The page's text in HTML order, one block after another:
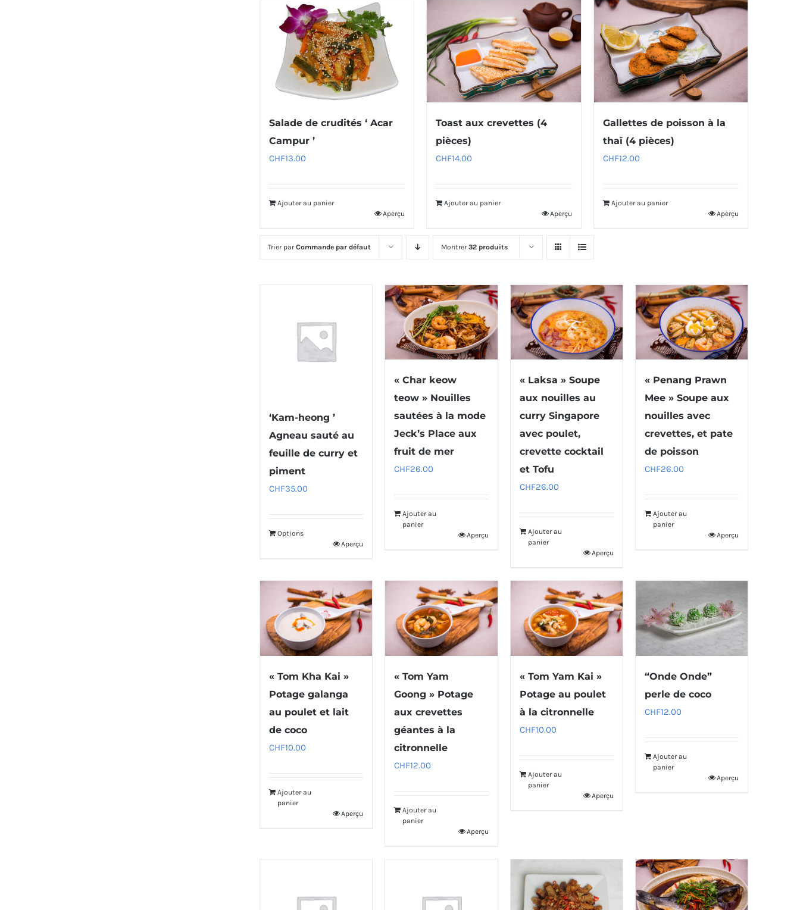
Salade de crudités ‘ Acar
Campur ’
CHF13.00
Ajouter au panier
Aperçu
Toast aux crevettes (4
pièces)
CHF14.00
Ajouter au panier
Aperçu
Gallettes de poisson à la
thaï (4 pièces)
CHF12.00
Ajouter au panier
Aperçu
Trier parCommande par défaut Montrer32 produits
‘Kam-heong ’
Agneau sauté au
feuille de curry et
piment
CHF35.00
Options
Aperçu
« Char keow
teow » Nouilles
sautées à la mode
Jeck’s Place aux
fruit de mer
CHF26.00
Ajouter au
panier
Aperçu
« Laksa » Soupe
aux nouilles au
curry Singapore
avec poulet,
crevette cocktail
et Tofu
CHF26.00
Ajouter au
panier
Aperçu
« Penang Prawn
Mee » Soupe aux
nouilles avec
crevettes, et pate
de poisson
CHF26.00
Ajouter au
panier
Aperçu
« Tom Kha Kai »
Potage galanga
au poulet et lait
de coco
CHF10.00
Ajouter au
panier
Aperçu
« Tom Yam
Goong » Potage
aux crevettes
géantes à la
citronnelle
CHF12.00
Ajouter au
panier
Aperçu
« Tom Yam Kai »
Potage au poulet
à la citronnelle
CHF10.00
Ajouter au
panier
Aperçu
“Onde Onde”
perle de coco
CHF12.00
Ajouter au
panier
Aperçu